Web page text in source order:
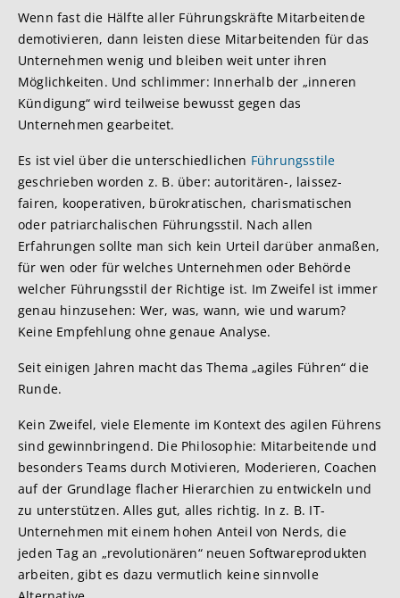
Wenn fast die Hälfte aller Führungskräfte Mitarbeitende
demotivieren, dann leisten diese Mitarbeitenden für das
Unternehmen wenig und bleiben weit unter ihren
Möglichkeiten. Und schlimmer: Innerhalb der „inneren
Kündigung“ wird teilweise bewusst gegen das
Unternehmen gearbeitet.
Es ist viel über die unterschiedlichen Führungsstile
geschrieben worden z. B. über: autoritären-, laissez-
fairen, kooperativen, bürokratischen, charismatischen
oder patriarchalischen Führungsstil. Nach allen
Erfahrungen sollte man sich kein Urteil darüber anmaßen,
für wen oder für welches Unternehmen oder Behörde
welcher Führungsstil der Richtige ist. Im Zweifel ist immer
genau hinzusehen: Wer, was, wann, wie und warum?
Keine Empfehlung ohne genaue Analyse.
Seit einigen Jahren macht das Thema „agiles Führen“ die
Runde.
Kein Zweifel, viele Elemente im Kontext des agilen Führens
sind gewinnbringend. Die Philosophie: Mitarbeitende und
besonders Teams durch Motivieren, Moderieren, Coachen
auf der Grundlage flacher Hierarchien zu entwickeln und
zu unterstützen. Alles gut, alles richtig. In z. B. IT-
Unternehmen mit einem hohen Anteil von Nerds, die
jeden Tag an „revolutionären“ neuen Softwareprodukten
arbeiten, gibt es dazu vermutlich keine sinnvolle